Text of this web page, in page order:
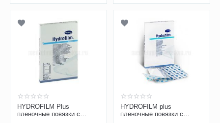
HYDROFILM Plus
пленочные повязки с
HYDROFILM plus
пленочные повязки с